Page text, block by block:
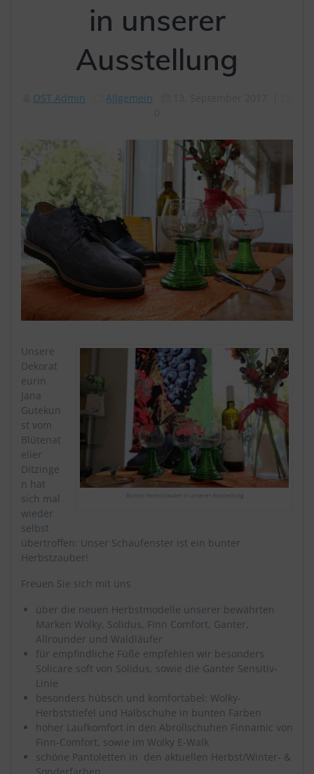
in unserer
Ausstellung
OST Admin Allgemein
Bunter Herbstzauber in unserer Ausstellung
Unsere
Dekorat
eurin
Jana
Gutekun
st vom
Blütenat
elier
Ditzinge
n hat
sich mal
wieder
selbst
übertroffen: Unser Schaufenster ist ein bunter
Herbstzauber!
Freuen Sie sich mit uns
über die neuen Herbstmodelle unserer bewährten
Marken Wolky, Solidus, Finn Comfort, Ganter,
Allrounder und Waldläufer
für empfindliche Füße empfehlen wir besonders
Solicare soft von Solidus, sowie die Ganter Sensitiv-
Linie
besonders hübsch und komfortabel: Wolky-
Herbststiefel und Halbschuhe in bunten Farben
hoher Laufkomfort in den Abrollschuhen Finnamic von
Finn-Comfort, sowie im Wolky E-Walk
schöne Pantoletten in den aktuellen Herbst/Winter- &